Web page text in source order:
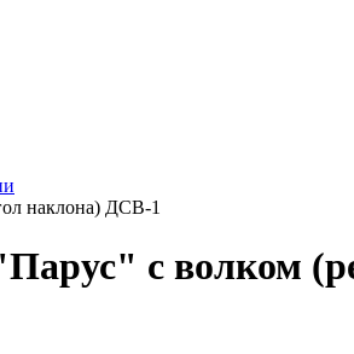
наклона) ДСВ-1
с волком